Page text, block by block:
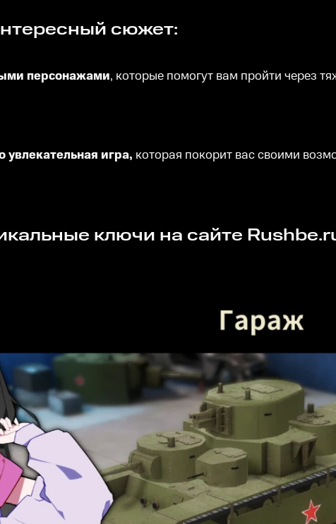
сюжет:
персонажами, которые помогут вам пройти через
игра, которая покорит вас своими
ключи на сайте